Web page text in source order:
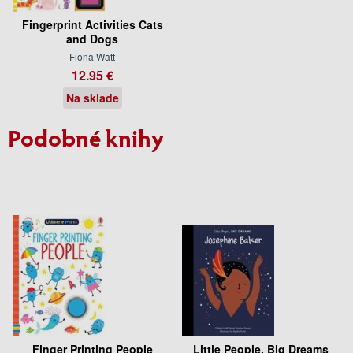
Fingerprint Activities Cats
and Dogs
Fiona Watt
12.95 €
Na sklade
Podobné knihy
Finger Printing People Little People, Big Dreams